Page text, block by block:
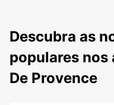
Descubra as
populares nos
De Provence